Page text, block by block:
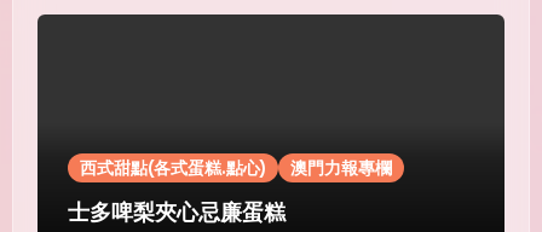
西式甜點(各式蛋糕.點心) 澳門力報專欄
士多啤梨夾心忌廉蛋糕